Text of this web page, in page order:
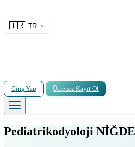
🇹🇷 TR
Giriş Yap Ücretsiz Kayıt Ol
Pediatrikodyoloji NİĞDE